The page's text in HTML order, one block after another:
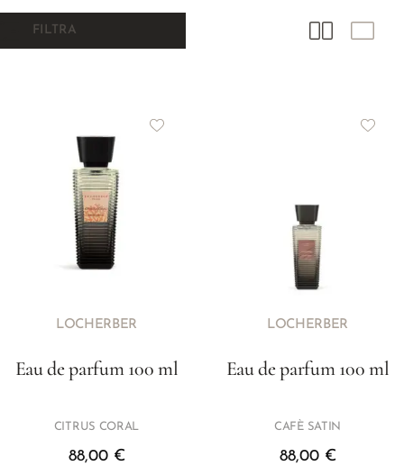
FILTRA
LOCHERBER
Eau de parfum 100 ml
CITRUS CORAL
88,00 €
LOCHERBER
Eau de parfum 100 ml
CAFÈ SATIN
88,00 €